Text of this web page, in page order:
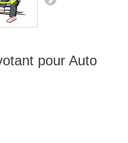
pour Auto